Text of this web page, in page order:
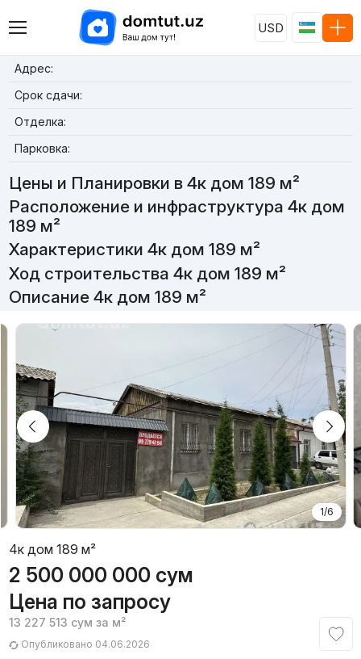
USD
Адрес:
Срок сдачи:
Отделка:
Парковка:
Цены и Планировки в 4к дом 189 м²
Расположение и инфраструктура 4к дом
189 м²
Характеристики 4к дом 189 м²
Ход строительства 4к дом 189 м²
Описание 4к дом 189 м²
1/6
4к дом 189 м²
2 500 000 000 сум
Цена по запросу
13 227 513 сум за м²
Опубликовано 04.06.2026